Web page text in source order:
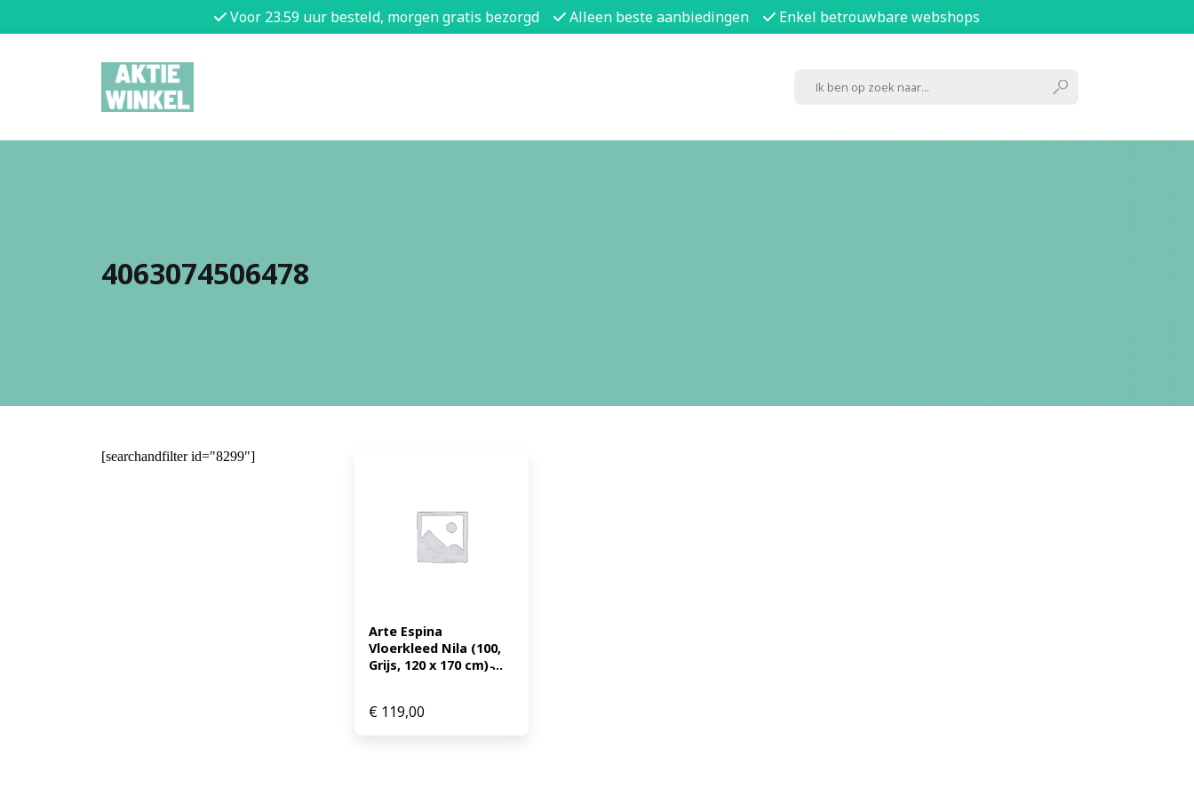
Voor 23.59 uur besteld, morgen gratis bezorgd Alleen beste aanbiedingen Enkel betrouwbare webshops
4063074506478
[searchandfilter id="8299"]
Arte Espina
Vloerkleed Nila (100,
Grijs, 120 x 170 cm) ̵...
€ 119,00